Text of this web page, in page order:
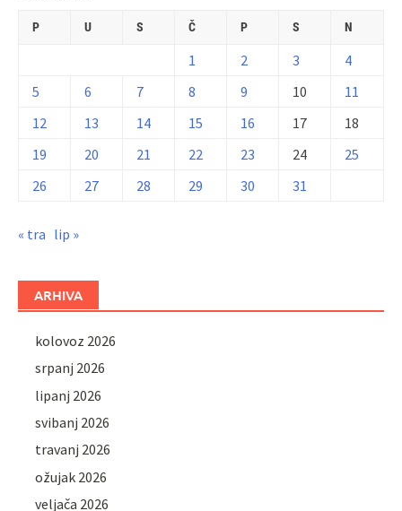
P U S Č P S N
1 2 3
4
5
6 7 8 9 10
11
12
13 14 15 16 17
18
19
20 21 22 23 24
25
26
27 28 29 30 31
« tra lip »
ARHIVA
kolovoz 2026
srpanj 2026
lipanj 2026
svibanj 2026
travanj 2026
ožujak 2026
veljača 2026